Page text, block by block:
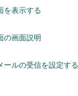
を表示する
の画面説明
ールの受信を設定する